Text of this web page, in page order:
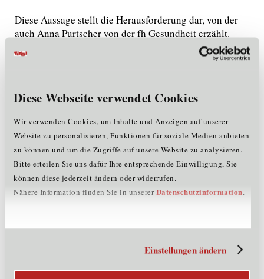
Diese Webseite verwendet Cookies
Wir verwenden Cookies, um Inhalte und Anzeigen auf unserer
Website zu personalisieren, Funktionen für soziale Medien anbieten
zu können und um die Zugriffe auf unsere Website zu analysieren.
Bitte erteilen Sie uns dafür Ihre entsprechende Einwilligung, Sie
können diese jederzeit ändern oder widerrufen.
Nähere Information finden Sie in unsererDatenschutzinformation.
Einstellungen ändern
Diese Aussage stellt die Herausforderung dar, von der
auch Anna Purtscher von der fh Gesundheit erzählt.
Ihre AbsolventenInnen haben großes Interesse in der
Hotellerie zu arbeiten, leider sieht die Realität schlecht
Anstellung, der Weg in die Hotellerie ist leider sehr
Hoteliers. Wenn die Spülmaschine kaputt ist, dann holt
man auch einen Fachmann. Warum denn nicht für so ein
wichtiges und ernsthaftes Thema wie die Ernährung,
sprich: Gesundheit?", so Anna Purtscher.
Fazit
Bedürfnisse ihrer Gäste einstellen, werden am Markt